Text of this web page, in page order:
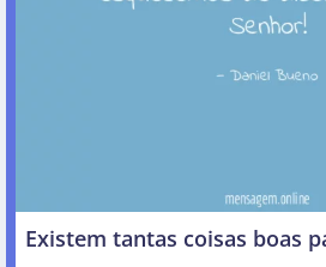
Existem tantas coisas boas